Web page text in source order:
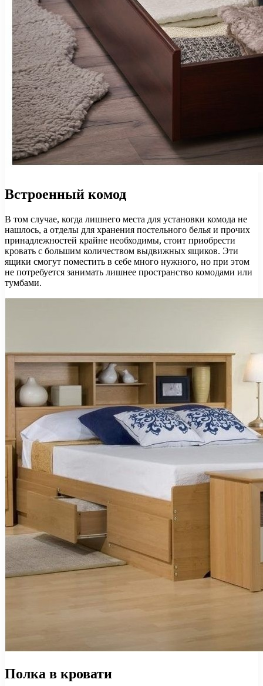
Встроенный комод
В том случае, когда лишнего места для установки комода не
нашлось, а отделы для хранения постельного белья и прочих
принадлежностей крайне необходимы, стоит приобрести
кровать с большим количеством выдвижных ящиков. Эти
ящики смогут поместить в себе много нужного, но при этом
не потребуется занимать лишнее пространство комодами или
тумбами.
Полка в кровати